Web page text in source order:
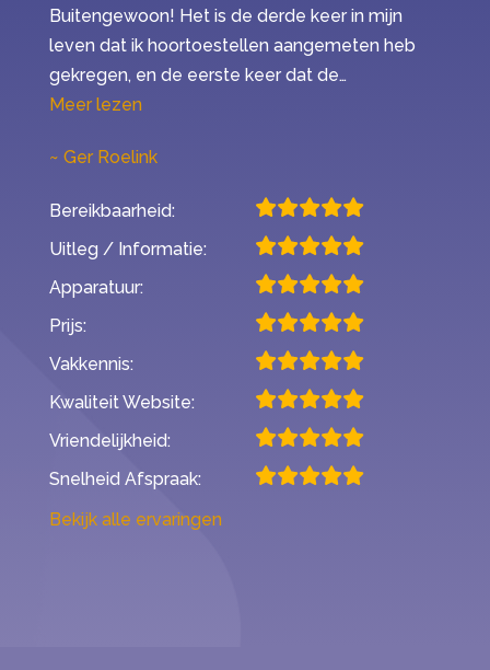
Buitengewoon! Het is de derde keer in mijn
leven dat ik hoortoestellen aangemeten heb
gekregen, en de eerste keer dat de…
Meer lezen“Mijn ervaring met Second Opinion”
Ger Roelink
Bereikbaarheid:
Uitleg / Informatie:
Apparatuur:
Prijs:
Vakkennis:
Kwaliteit Website:
Vriendelijkheid:
Snelheid Afspraak:
Bekijk alle ervaringen